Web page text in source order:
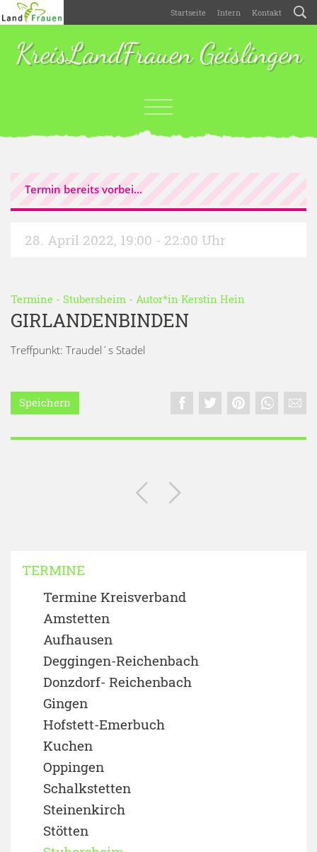
Startseite Intern Kontakt
KreisLandFrauen Geislingen
Termin bereits vorbei...
28. April 2022, 19:00 - 22:00 Uhr
Termine - Stubersheim - Autor*in Kerstin Hein
GIRLANDENBINDEN
Treffpunkt: Traudel´s Stadel
Speichern
TERMINE
Termine Kreisverband
Amstetten
Aufhausen
Deggingen-Reichenbach
Donzdorf- Reichenbach
Gingen
Hofstett-Emerbuch
Kuchen
Oppingen
Schalkstetten
Steinenkirch
Stötten